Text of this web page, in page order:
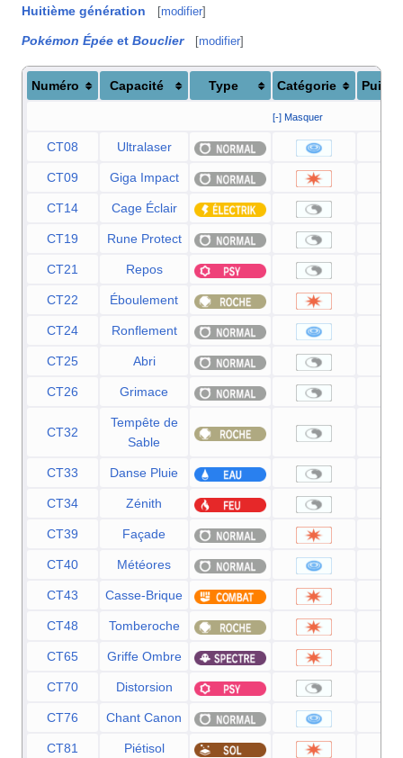
Huitième génération [modifier]
Pokémon Épée et Bouclier [modifier]
Numéro Capacité Type Catégorie
[-] Masquer
CT08 Ultralaser
CT09 Giga Impact
CT14 Cage Éclair
CT19 Rune Protect
CT21 Repos
CT22 Éboulement
CT24 Ronflement
CT25 Abri
CT26 Grimace
CT32
Tempête de
Sable
CT33 Danse Pluie
CT34 Zénith
CT39 Façade
CT40 Météores
CT43 Casse-Brique
CT48 Tomberoche
CT65 Griffe Ombre
CT70 Distorsion
CT76 Chant Canon
CT81 Piétisol